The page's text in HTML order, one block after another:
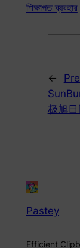
শিক্ষাগত ব্যবহার
←
极旭
Pastey
Efficient